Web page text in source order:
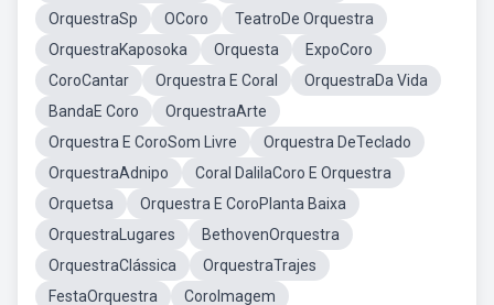
OrquestraSp
OCoro
TeatroDe Orquestra
OrquestraKaposoka
Orquesta
ExpoCoro
CoroCantar
Orquestra E Coral
OrquestraDa Vida
BandaE Coro
OrquestraArte
Orquestra E CoroSom Livre
Orquestra DeTeclado
OrquestraAdnipo
Coral DalilaCoro E Orquestra
Orquetsa
Orquestra E CoroPlanta Baixa
OrquestraLugares
BethovenOrquestra
OrquestraClássica
OrquestraTrajes
FestaOrquestra
CoroImagem